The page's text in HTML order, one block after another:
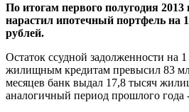
По итогам первого полугодия
нарастил ипотечный портфель на
рублей.
Остаток ссудной задолженности на
жилищным кредитам превысил 83
месяцев банк выдал 17,8 тысяч
аналогичный период прошлого года